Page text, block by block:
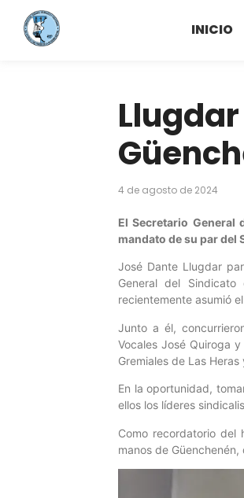
INICIO
4 de agosto de 2024
El Secretario
mandato de su par del
José Dante Llugdar
General del
recientemente asumió
Junto a él,
Vocales José Quiroga
Gremiales de Las
En la oportunidad,
ellos los líderes
Como recordatorio del
manos de